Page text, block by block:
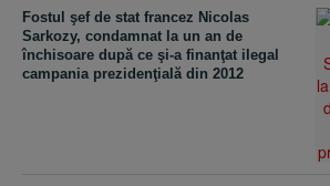
Fostul şef de stat francez Nicolas
Sarkozy, condamnat la un an de
închisoare după ce şi-a finanţat ilegal
campania prezidenţială din 2012